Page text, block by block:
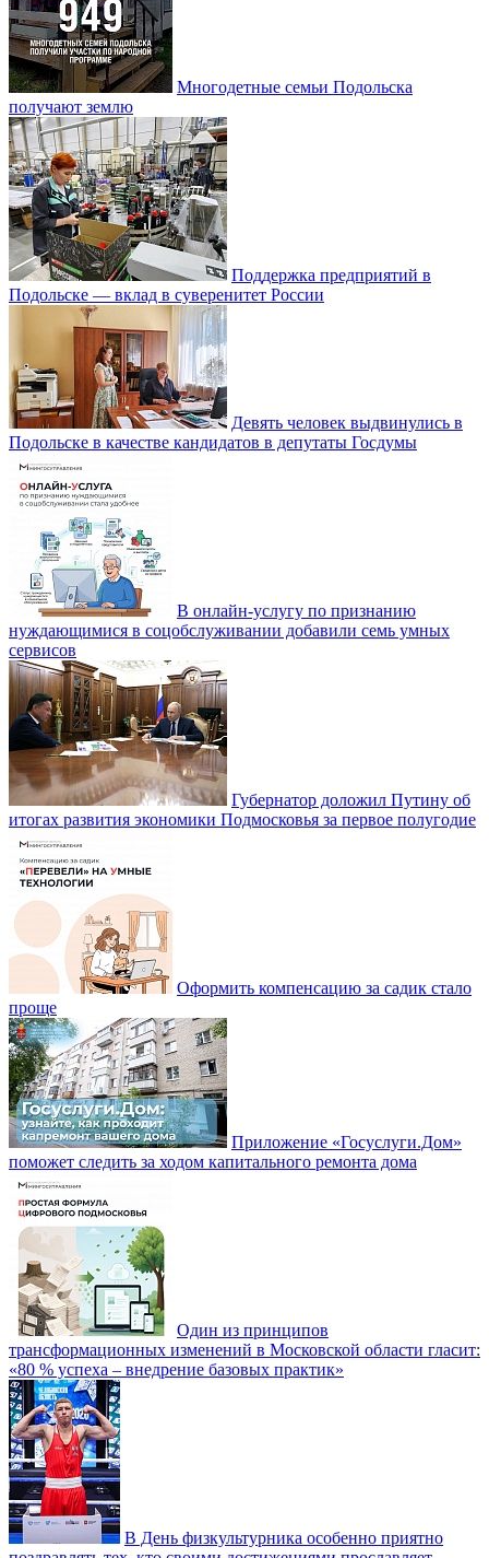
Многодетные семьи Подольска
получают землю
Поддержка предприятий в
Подольске — вклад в суверенитет России
Девять человек выдвинулись в
Подольске в качестве кандидатов в депутаты Госдумы
В онлайн-услугу по признанию
нуждающимися в соцобслуживании добавили семь умных
сервисов
Губернатор доложил Путину об
итогах развития экономики Подмосковья за первое полугодие
Оформить компенсацию за садик стало
проще
Приложение «Госуслуги.Дом»
поможет следить за ходом капитального ремонта дома
Один из принципов
трансформационных изменений в Московской области гласит:
«80 % успеха – внедрение базовых практик»
В День физкультурника особенно приятно